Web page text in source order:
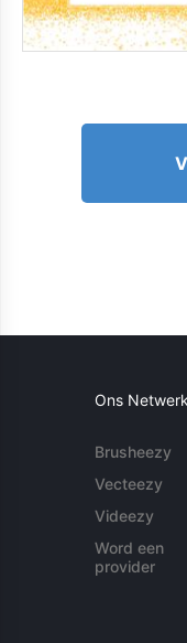
Ons Netwerk
Brusheezy
Vecteezy
Videezy
Word een
provider